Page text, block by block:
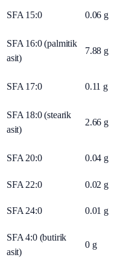
SFA 15:0 0.06 g
SFA 16:0 (palmitik
asit)
7.88 g
SFA 17:0 0.11 g
SFA 18:0 (stearik
asit)
2.66 g
SFA 20:0 0.04 g
SFA 22:0 0.02 g
SFA 24:0 0.01 g
SFA 4:0 (butirik
asit)
0 g